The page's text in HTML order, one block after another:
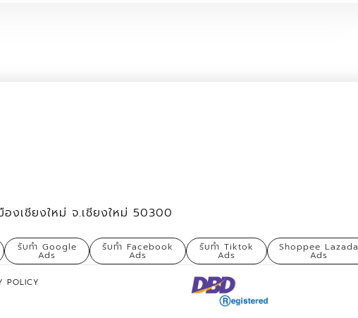
งเชียงใหม่ จ.เชียงใหม่ 50300
รับทำ Google
Ads
รับทำ Facebook
Ads
รับทำ Tiktok
Ads
Shoppee Lazada
Ads
POLICY